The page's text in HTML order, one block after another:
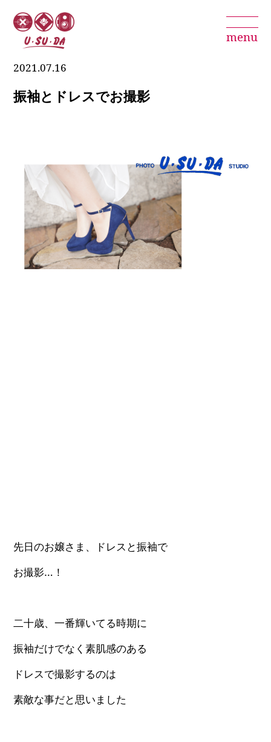
menu
2021.07.16
振袖とドレスでお撮影
先日のお嬢さま、ドレスと振袖で
お撮影…！
二十歳、一番輝いてる時期に
振袖だけでなく素肌感のある
ドレスで撮影するのは
素敵な事だと思いました